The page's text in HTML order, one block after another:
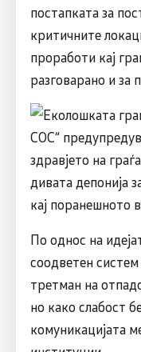
постапката за
критичните
проработи кај
разговарано и за
По однос на
соодветен
третман на
но како слабост
комуникацијата